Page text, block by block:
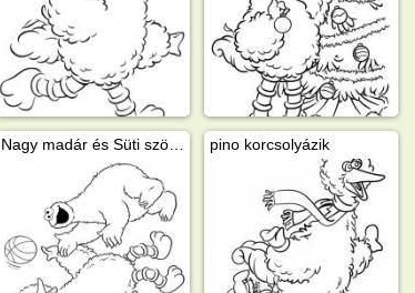
Nagy madár és Süti szörny pino korcsolyázik